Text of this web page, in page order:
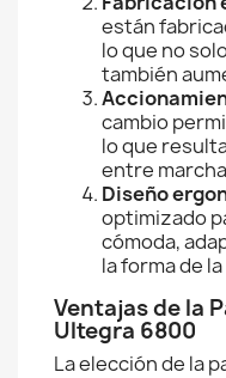
están
lo que no
también
cambio
lo que
entre
Diseño
optimizado
cómoda,
la forma de
Ventajas de la
Ultegra 6800
La elección de la